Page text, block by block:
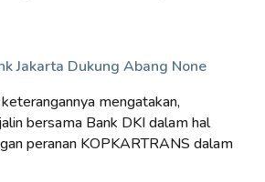
Jakarta Dukung Abang None
mengatakan,
bersama Bank DKI dalam hal
peranan KOPKARTRANS dalam